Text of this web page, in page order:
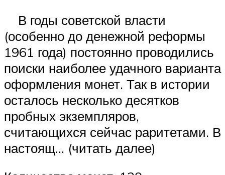
В годы советской власти
(особенно до денежной реформы
1961 года) постоянно проводились
поиски наиболее удачного варианта
оформления монет. Так в истории
осталось несколько десятков
пробных экземпляров,
считающихся сейчас раритетами. В
настоящ… (читать далее)